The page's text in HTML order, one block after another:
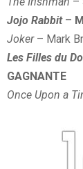
Jojo Rabbit–
Joker– Mark
Les Filles du
GAGNANTE
Once Upon a